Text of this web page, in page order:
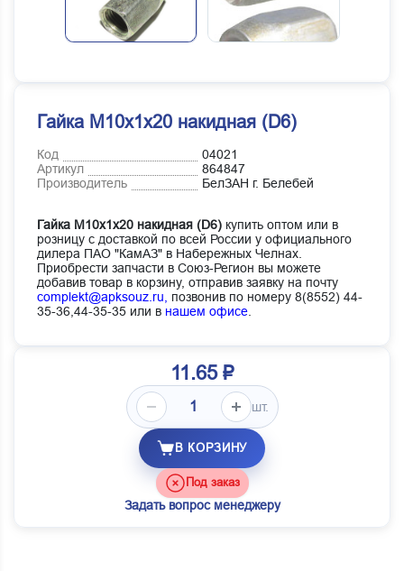
Гайка М10х1х20 накидная (D6)
Код
04021
Артикул
864847
Производитель
БелЗАН г. Белебей
Гайка М10х1х20 накидная (D6) купить оптом или в
розницу с доставкой по всей России у официального
дилера ПАО "КамАЗ" в Набережных Челнах.
Приобрести запчасти в Союз-Регион вы можете
добавив товар в корзину, отправив заявку на почту
complekt@apksouz.ru,
позвонив по номеру 8(8552) 44-
35-36,44-35-35 или в нашем офисе
11.65 ₽
шт.
В КОРЗИНУ
Под заказ
Задать вопрос менеджеру